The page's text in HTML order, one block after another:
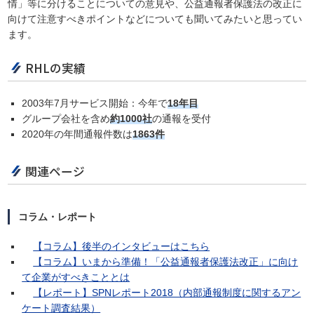
情」等に分けることについての意見や、公益通報者保護法の改正に
向けて注意すべきポイントなどについても聞いてみたいと思ってい
ます。
RHLの実績
2003年7月サービス開始：今年で18年目
グループ会社を含め約1000社の通報を受付
2020年の年間通報件数は1863件
関連ページ
コラム・レポート
【コラム】後半のインタビューはこちら
【コラム】いまから準備！「公益通報者保護法改正」に向け
て企業がすべきこととは
【レポート】SPNレポート2018（内部通報制度に関するアン
ケート調査結果）